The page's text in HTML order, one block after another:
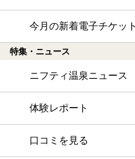
今月の新着電子チケッ
特集・ニュース
ニフティ温泉ニュース
体験レポート
口コミを見る